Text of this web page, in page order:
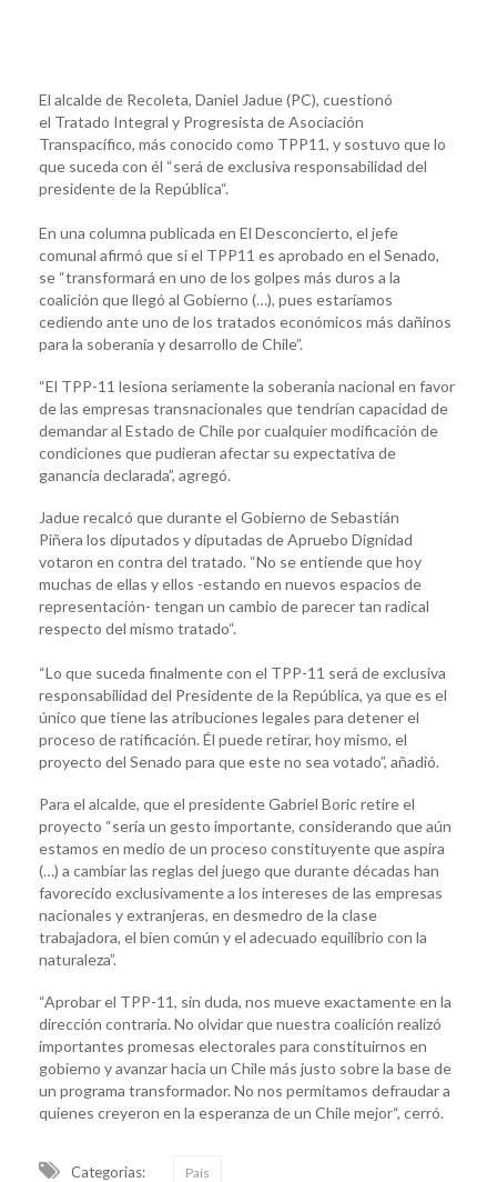
El alcalde de Recoleta, Daniel Jadue (PC), cuestionó
el Tratado Integral y Progresista de Asociación
Transpacífico, más conocido como TPP11, y sostuvo que lo
que suceda con él “será de exclusiva responsabilidad del
presidente de la República“.
En una columna publicada en El Desconcierto, el jefe
comunal afirmó que si el TPP11 es aprobado en el Senado,
se “transformará en uno de los golpes más duros a la
coalición que llegó al Gobierno (…), pues estaríamos
cediendo ante uno de los tratados económicos más dañinos
para la soberanía y desarrollo de Chile”.
“El TPP-11 lesiona seriamente la soberanía nacional en favor
de las empresas transnacionales que tendrían capacidad de
demandar al Estado de Chile por cualquier modificación de
condiciones que pudieran afectar su expectativa de
ganancia declarada”, agregó.
Jadue recalcó que durante el Gobierno de Sebastián
Piñera los diputados y diputadas de Apruebo Dignidad
votaron en contra del tratado. “No se entiende que hoy
muchas de ellas y ellos -estando en nuevos espacios de
representación- tengan un cambio de parecer tan radical
respecto del mismo tratado“.
“Lo que suceda finalmente con el TPP-11 será de exclusiva
responsabilidad del Presidente de la República, ya que es el
único que tiene las atribuciones legales para detener el
proceso de ratificación. Él puede retirar, hoy mismo, el
proyecto del Senado para que este no sea votado”, añadió.
Para el alcalde, que el presidente Gabriel Boric retire el
proyecto “sería un gesto importante, considerando que aún
estamos en medio de un proceso constituyente que aspira
(…) a cambiar las reglas del juego que durante décadas han
favorecido exclusivamente a los intereses de las empresas
nacionales y extranjeras, en desmedro de la clase
trabajadora, el bien común y el adecuado equilibrio con la
naturaleza”.
“Aprobar el TPP-11, sin duda, nos mueve exactamente en la
dirección contraria. No olvidar que nuestra coalición realizó
importantes promesas electorales para constituirnos en
gobierno y avanzar hacia un Chile más justo sobre la base de
un programa transformador. No nos permitamos defraudar a
quienes creyeron en la esperanza de un Chile mejor“, cerró.
Categorias: País